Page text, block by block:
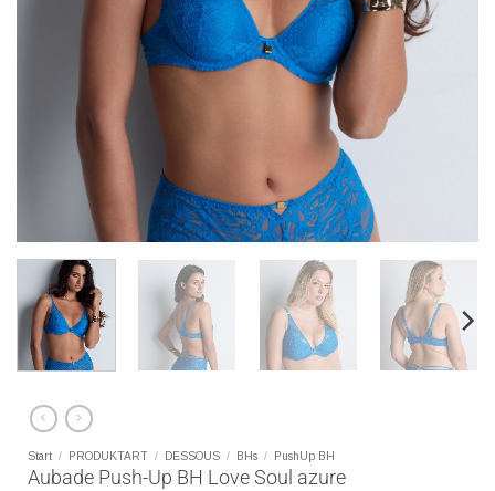
Start / PRODUKTART / DESSOUS / BHs / PushUp BH
Aubade Push-Up BH Love Soul azure